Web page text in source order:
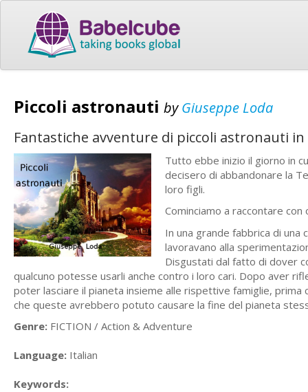
Piccoli astronauti byGiuseppe Loda
Fantastiche avventure di piccoli astronauti
Tutto ebbe inizio il giorno in
decisero di abbandonare la
loro figli.
Cominciamo a raccontare
In una grande fabbrica di
lavoravano alla
Disgustati dal fatto di dover
qualcuno potesse usarli anche contro i loro cari. Dopo aver
poter lasciare il pianeta insieme alle rispettive famiglie,
che queste avrebbero potuto causare la fine del pianeta
Genre: FICTION / Action & Adventure
Language: Italian
Keywords: